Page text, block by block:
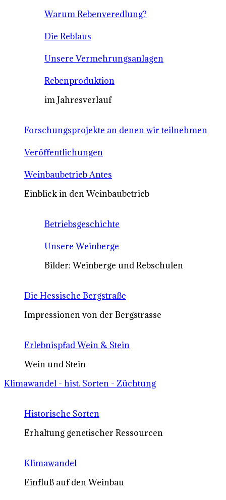
Warum Rebenveredlung?
Die Reblaus
Unsere Vermehrungsanlagen
Rebenproduktion
im Jahresverlauf
Forschungsprojekte an denen wir teilnehmen
Veröffentlichungen
Weinbaubetrieb Antes
Einblick in den Weinbaubetrieb
Betriebsgeschichte
Unsere Weinberge
Bilder: Weinberge und Rebschulen
Die Hessische Bergstraße
Impressionen von der Bergstrasse
Erlebnispfad Wein & Stein
Wein und Stein
Klimawandel - hist. Sorten - Züchtung
Historische Sorten
Erhaltung genetischer Ressourcen
Klimawandel
Einfluß auf den Weinbau